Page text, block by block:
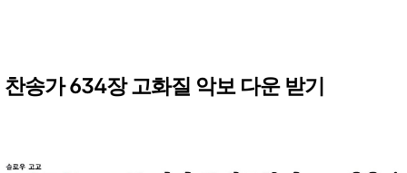
찬송가 634장 고화질 악보 다운 받기